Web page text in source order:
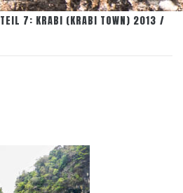
TEIL 7: KRABI (KRABI TOWN) 2013